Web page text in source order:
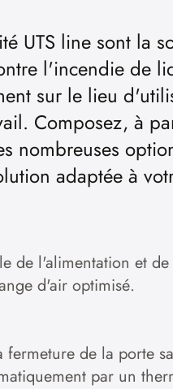
UTS line sont la
l'incendie de
sur le lieu
Composez, à
nombreuses
adaptée à
de l'alimentation et
d'air optimisé.
de la porte
par un